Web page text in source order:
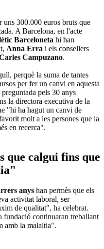
300.000 euros bruts que
A Barcelona, en l'acte
Barceloneta hi han
Anna Erra i els consellers
Campuzano.
perquè la suma de tantes
per fer un canvi en aquesta
pels 30 anys
la directora executiva de la
"hi ha hagut un canvi de
molt a les persones que la
en recerca".
que calgui fins que
anys han permès que els
activitat laboral, ser
de qualitat", ha celebrat.
fundació continuaran treballant
amb la malaltia".